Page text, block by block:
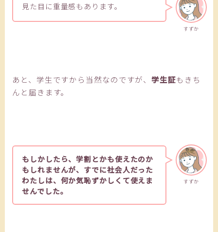
すずか
見た目に重量感もあります。
あと、学生ですから当然なのですが、 学生証もきち
んと届きます。
すずか
もしかしたら、学割とかも使えたのか
もしれませんが、すでに社会人だった
わたしは、何か気恥ずかしくて使えま
せんでした。